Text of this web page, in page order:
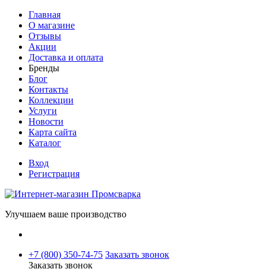
Главная
О магазине
Отзывы
Акции
Доставка и оплата
Бренды
Блог
Контакты
Коллекции
Услуги
Новости
Карта сайта
Каталог
Вход
Регистрация
Улучшаем ваше производство
+7 (800) 350-74-75 Заказать звонок
Заказать звонок